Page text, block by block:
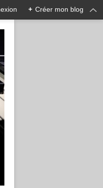
+ Créer mon blog